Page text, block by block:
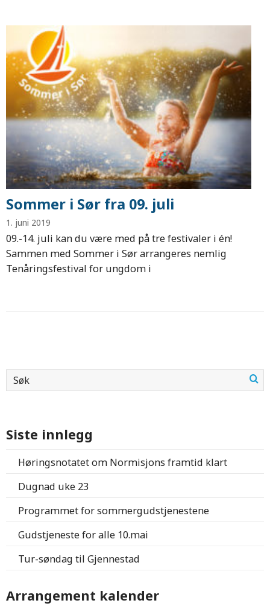
Sommer i Sør fra 09. juli
1. juni 2019
09.-14. juli kan du være med på tre festivaler i én!
Sammen med Sommer i Sør arrangeres nemlig
Tenåringsfestival for ungdom i
Siste innlegg
Høringsnotatet om Normisjons framtid klart
Dugnad uke 23
Programmet for sommergudstjenestene
Gudstjeneste for alle 10.mai
Tur-søndag til Gjennestad
Arrangement kalender